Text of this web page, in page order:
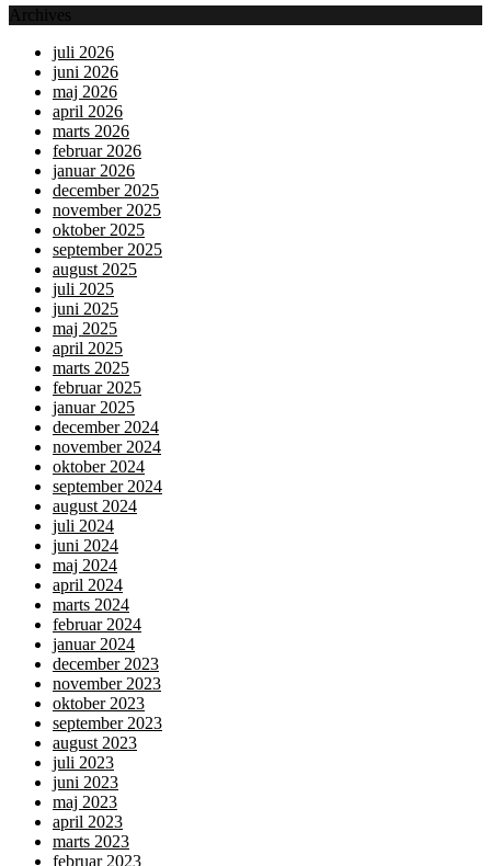
Archives
juli 2026
juni 2026
maj 2026
april 2026
marts 2026
februar 2026
januar 2026
december 2025
november 2025
oktober 2025
september 2025
august 2025
juli 2025
juni 2025
maj 2025
april 2025
marts 2025
februar 2025
januar 2025
december 2024
november 2024
oktober 2024
september 2024
august 2024
juli 2024
juni 2024
maj 2024
april 2024
marts 2024
februar 2024
januar 2024
december 2023
november 2023
oktober 2023
september 2023
august 2023
juli 2023
juni 2023
maj 2023
april 2023
marts 2023
februar 2023